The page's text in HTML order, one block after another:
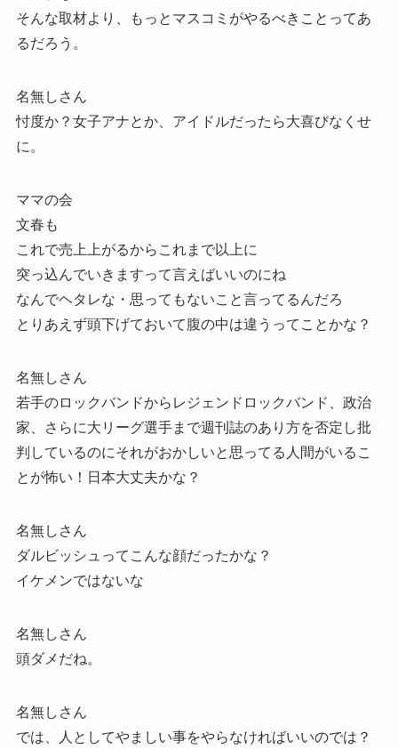
そんな取材より、もっとマスコミがやるべきことってあ
るだろう。
名無しさん
忖度か？女子アナとか、アイドルだったら大喜びなくせ
に。
ママの会
文春も
これで売上上がるからこれまで以上に
突っ込んでいきますって言えばいいのにね
なんでヘタレな・思ってもないこと言ってるんだろ
とりあえず頭下げておいて腹の中は違うってことかな？
名無しさん
若手のロックバンドからレジェンドロックバンド、政治
家、さらに大リーグ選手まで週刊誌のあり方を否定し批
判しているのにそれがおかしいと思ってる人間がいるこ
とが怖い！日本大丈夫かな？
名無しさん
ダルビッシュってこんな顔だったかな？
イケメンではないな
名無しさん
頭ダメだね。
名無しさん
では、人としてやましい事をやらなければいいのでは？